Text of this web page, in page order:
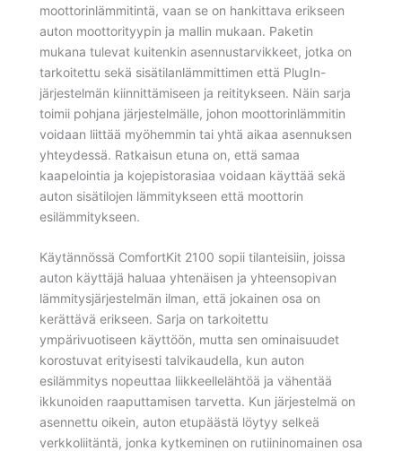
moottorinlämmitintä, vaan se on hankittava erikseen
auton moottorityypin ja mallin mukaan. Paketin
mukana tulevat kuitenkin asennustarvikkeet, jotka on
tarkoitettu sekä sisätilanlämmittimen että PlugIn-
järjestelmän kiinnittämiseen ja reititykseen. Näin sarja
toimii pohjana järjestelmälle, johon moottorinlämmitin
voidaan liittää myöhemmin tai yhtä aikaa asennuksen
yhteydessä. Ratkaisun etuna on, että samaa
kaapelointia ja kojepistorasiaa voidaan käyttää sekä
auton sisätilojen lämmitykseen että moottorin
esilämmitykseen.
Käytännössä ComfortKit 2100 sopii tilanteisiin, joissa
auton käyttäjä haluaa yhtenäisen ja yhteensopivan
lämmitysjärjestelmän ilman, että jokainen osa on
kerättävä erikseen. Sarja on tarkoitettu
ympärivuotiseen käyttöön, mutta sen ominaisuudet
korostuvat erityisesti talvikaudella, kun auton
esilämmitys nopeuttaa liikkeellelähtöä ja vähentää
ikkunoiden raaputtamisen tarvetta. Kun järjestelmä on
asennettu oikein, auton etupäästä löytyy selkeä
verkkoliitäntä, jonka kytkeminen on rutiininomainen osa